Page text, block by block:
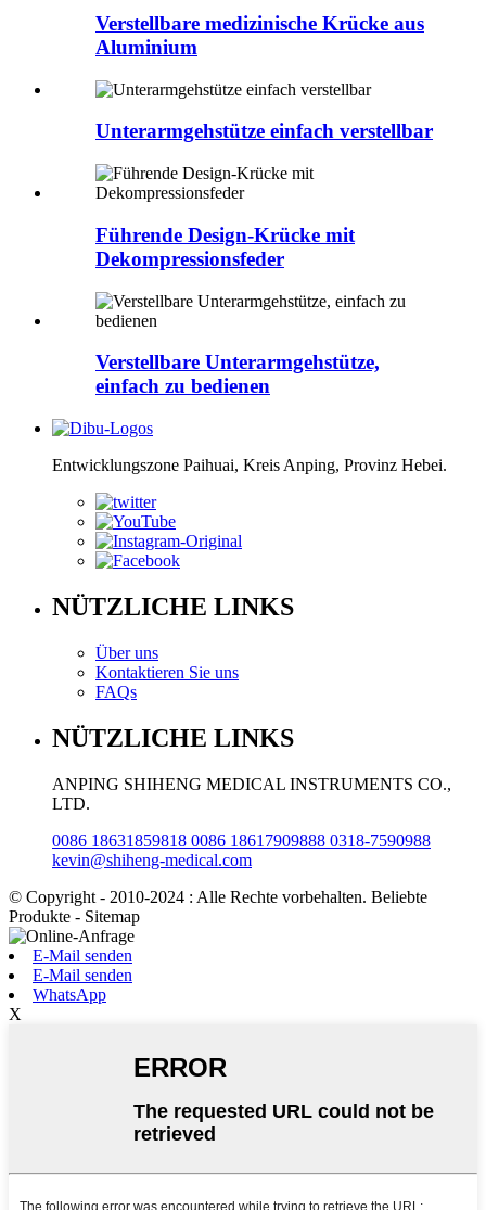
Verstellbare medizinische Krücke aus
Aluminium
Unterarmgehstütze einfach verstellbar
Führende Design-Krücke mit
Dekompressionsfeder
Verstellbare Unterarmgehstütze,
einfach zu bedienen
Entwicklungszone Paihuai, Kreis Anping, Provinz Hebei.
NÜTZLICHE LINKS
Über uns
Kontaktieren Sie uns
FAQs
NÜTZLICHE LINKS
ANPING SHIHENG MEDICAL INSTRUMENTS CO.,
LTD.
0086 18631859818 0086 18617909888 0318-7590988
kevin@shiheng-medical.com
© Copyright - 2010-2024 : Alle Rechte vorbehalten. Beliebte
Produkte - Sitemap
E-Mail senden
E-Mail senden
WhatsApp
X